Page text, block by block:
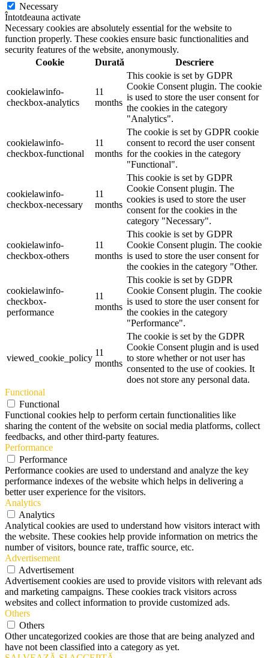
Necessary
Întotdeauna activate
Necessary cookies are absolutely essential for the website to
function properly. These cookies ensure basic functionalities and
security features of the website, anonymously.
Cookie
Durată Descriere
cookielawinfo-
checkbox-analytics
11
months
This cookie is set by GDPR
Cookie Consent plugin. The cookie
is used to store the user consent for
the cookies in the category
"Analytics".
cookielawinfo-
checkbox-functional
11
months
The cookie is set by GDPR cookie
consent to record the user consent
for the cookies in the category
"Functional".
cookielawinfo-
checkbox-necessary
11
months
This cookie is set by GDPR
Cookie Consent plugin. The
cookies is used to store the user
consent for the cookies in the
category "Necessary".
cookielawinfo-
checkbox-others
11
months
This cookie is set by GDPR
Cookie Consent plugin. The cookie
is used to store the user consent for
the cookies in the category "Other.
cookielawinfo-
checkbox-
performance
11
months
This cookie is set by GDPR
Cookie Consent plugin. The cookie
is used to store the user consent for
the cookies in the category
"Performance".
viewed_cookie_policy
11
months
The cookie is set by the GDPR
Cookie Consent plugin and is used
to store whether or not user has
consented to the use of cookies. It
does not store any personal data.
Functional
Functional
Functional cookies help to perform certain functionalities like
sharing the content of the website on social media platforms, collect
feedbacks, and other third-party features.
Performance
Performance
Performance cookies are used to understand and analyze the key
performance indexes of the website which helps in delivering a
better user experience for the visitors.
Analytics
Analytics
Analytical cookies are used to understand how visitors interact with
the website. These cookies help provide information on metrics the
number of visitors, bounce rate, traffic source, etc.
Advertisement
Advertisement
Advertisement cookies are used to provide visitors with relevant ads
and marketing campaigns. These cookies track visitors across
websites and collect information to provide customized ads.
Others
Others
Other uncategorized cookies are those that are being analyzed and
have not been classified into a category as yet.